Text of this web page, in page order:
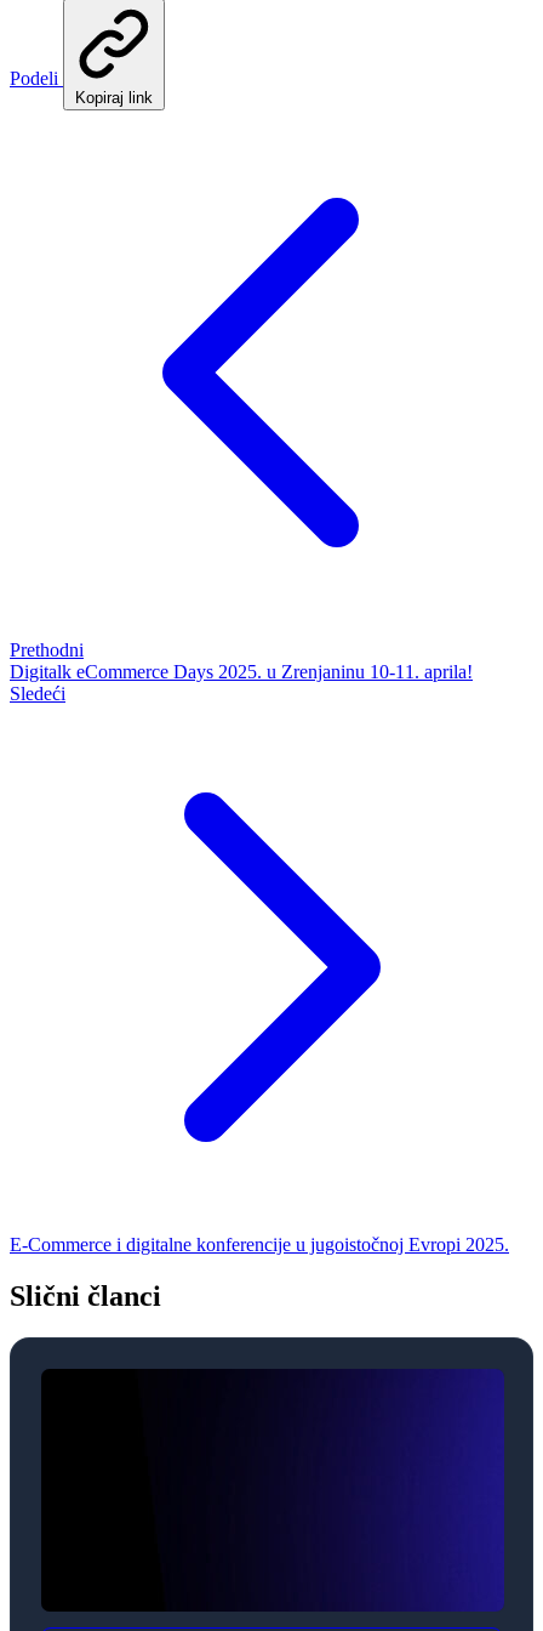
Podeli
Kopiraj link
Prethodni
Digitalk eCommerce Days 2025. u Zrenjaninu 10-11. aprila!
Sledeći
E-Commerce i digitalne konferencije u jugoistočnoj Evropi 2025.
Slični članci